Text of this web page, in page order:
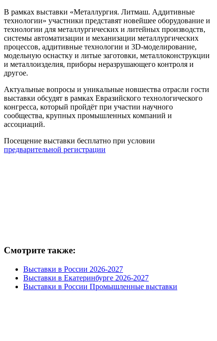
В рамках выставки «Металлургия. Литмаш. Аддитивные
технологии» участники представят новейшее оборудование и
технологии для металлургических и литейных производств,
системы автоматизации и механизации металлургических
процессов, аддитивные технологии и 3D-моделирование,
модельную оснастку и литые заготовки, металлоконструкции
и металлоизделия, приборы неразрушающего контроля и
другое.
Актуальные вопросы и уникальные новшества отрасли гости
выставки обсудят в рамках Евразийского технологического
конгресса, который пройдёт при участии научного
сообщества, крупных промышленных компаний и
ассоциаций.
Посещение выставки бесплатно при условии
предварительной регистрации
Смотрите также:
Выставки в России 2026-2027
Выставки в Екатеринбурге 2026-2027
Выставки в России Промышленные выставки